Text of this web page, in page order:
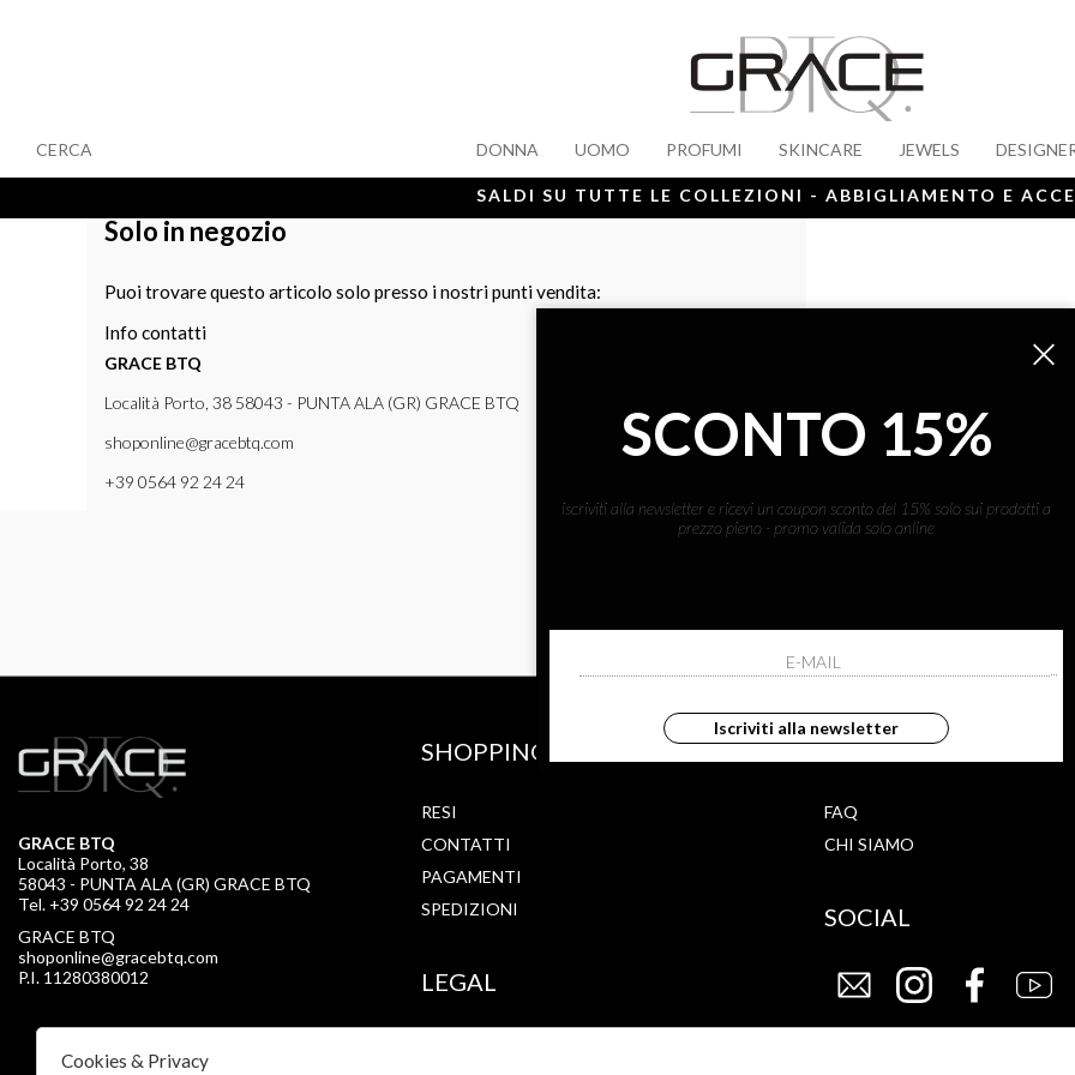
DONNA UOMO PROFUMI SKINCARE JEWELS
CERCA
SALDI SU TUTTE LE COLLEZIONI - ABBIGLIAMENTO E
Solo in negozio
Puoi trovare questo articolo solo presso i nostri punti vendita:
Info contatti
GRACE BTQ
Località Porto, 38 58043 - PUNTA ALA (GR) GRACE BTQ
shoponline@gracebtq.com
+39 0564 92 24 24
ISCRIVITI ALLA
ho letto ed accettato le condizioni sulla
GRACE BTQ
Località Porto, 38
58043 - PUNTA ALA (GR) GRACE BTQ
Tel. +39 0564 92 24 24
GRACE BTQ
shoponline@gracebtq.com
P.I. 11280380012
SHOPPING
RESI
CONTATTI
PAGAMENTI
SPEDIZIONI
LEGAL
STORE
FAQ
CHI SIAMO
SOCIAL
SCONTO 15%
iscriviti alla newsletter e ricevi un coupon sconto del 15% solo sui prodotti a
prezzo pieno - promo valida solo online
Iscriviti alla newsletter
Cookies & Privacy